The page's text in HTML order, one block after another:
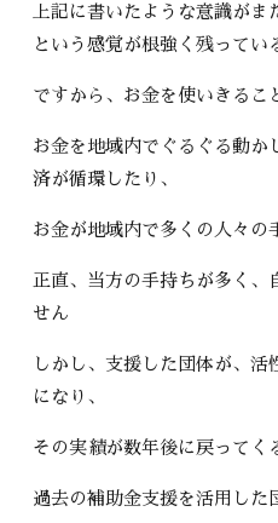
上記に書いたような意識が
という感覚が根強く残ってい
ですから、お金を使いきるこ
お金を地域内でぐるぐる動か
済が循環したり、
お金が地域内で多くの人々の
正直、当方の手持ちが多く、
せん
しかし、支援した団体が、活
になり、
その実績が数年後に戻ってく
過去の補助金支援を活用した